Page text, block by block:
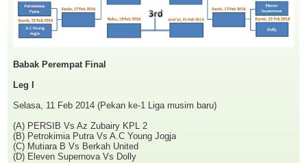
Babak Perempat Final
Leg I
Selasa, 11 Feb 2014 (Pekan ke-1 Liga musim baru)
(A) PERSIB Vs Az Zubairy KPL 2
(B) Petrokimia Putra Vs A.C Young Jogja
(C) Mutiara B Vs Berkah United
(D) Eleven Supernova Vs Dolly